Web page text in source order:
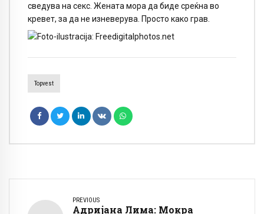
сведува на секс. Жената мора да биде среќна во
кревет, за да не изневерува. Просто како грав.
Topvest
PREVIOUS
Адријана Лима: Мокра